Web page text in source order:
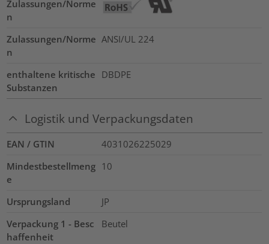
Zulassungen/Norme
n
Zulassungen/Norme
n
ANSI/UL 224
enthaltene kritische
Substanzen
DBDPE
Logistik und Verpackungsdaten
EAN / GTIN
4031026225029
Mindestbestellmeng
e
10
Ursprungsland
JP
Verpackung 1 - Besc
haffenheit
Beutel